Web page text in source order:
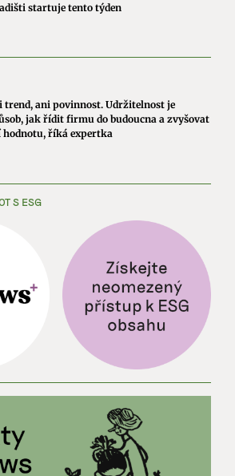
startuje tento týden
trend, ani povinnost. Udržitelnost je
jak řídit firmu do budoucna a zvyšovat
hodnotu, říká expertka
S ESG